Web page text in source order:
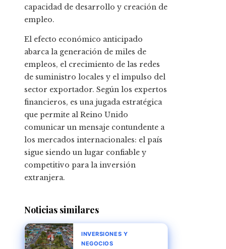
capacidad de desarrollo y creación de
empleo.
El efecto económico anticipado
abarca la generación de miles de
empleos, el crecimiento de las redes
de suministro locales y el impulso del
sector exportador. Según los expertos
financieros, es una jugada estratégica
que permite al Reino Unido
comunicar un mensaje contundente a
los mercados internacionales: el país
sigue siendo un lugar confiable y
competitivo para la inversión
extranjera.
Noticias similares
INVERSIONES Y
NEGOCIOS